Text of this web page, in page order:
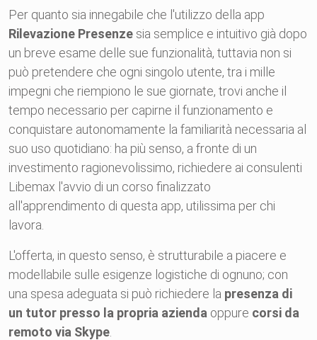
Per quanto sia innegabile che l'utilizzo della app
Rilevazione Presenze sia semplice e intuitivo già dopo
un breve esame delle sue funzionalità, tuttavia non si
può pretendere che ogni singolo utente, tra i mille
impegni che riempiono le sue giornate, trovi anche il
tempo necessario per capirne il funzionamento e
conquistare autonomamente la familiarità necessaria al
suo uso quotidiano: ha più senso, a fronte di un
investimento ragionevolissimo, richiedere ai consulenti
Libemax l'avvio di un corso finalizzato
all'apprendimento di questa app, utilissima per chi
lavora.
L'offerta, in questo senso, è strutturabile a piacere e
modellabile sulle esigenze logistiche di ognuno; con
una spesa adeguata si può richiedere la presenza di
un tutor presso la propria azienda oppure corsi da
remoto via Skype